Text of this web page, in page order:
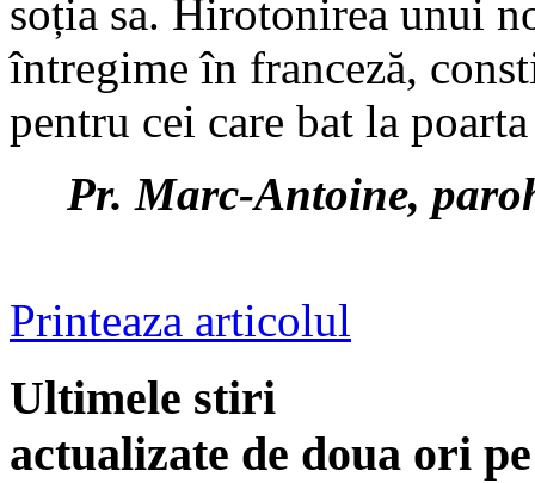
soția sa. Hirotonirea unui
întregime în franceză,
pentru cei care bat la
Pr. Marc-Antoine,
Printeaza articolul
Ultimele stiri
actualizate de doua ori